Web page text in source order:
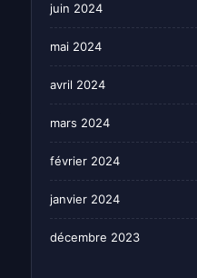
juin 2024
mai 2024
avril 2024
mars 2024
février 2024
janvier 2024
décembre 2023